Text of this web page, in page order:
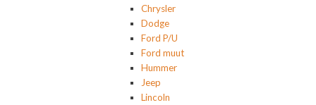
Chrysler
Dodge
Ford P/U
Ford muut
Hummer
Jeep
Lincoln